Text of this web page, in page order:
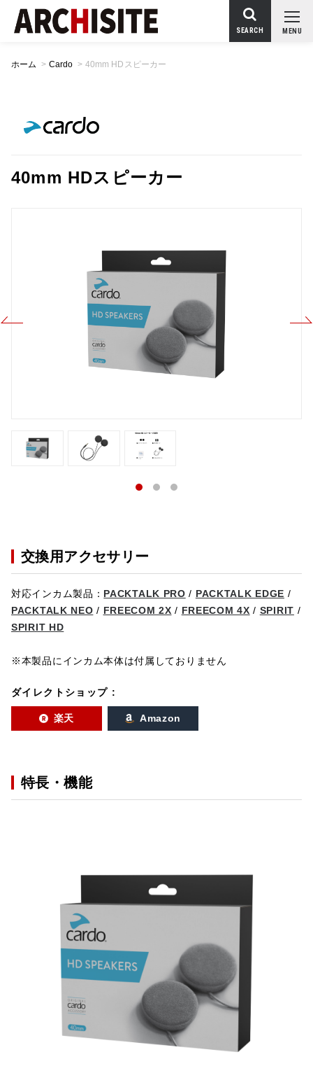
MENU
SEARCH
ホーム > Cardo > 40mm HDスピーカー
40mm HDスピーカー
交換用アクセサリー
対応インカム製品： PACKTALK PRO / PACKTALK EDGE /
PACKTALK NEO / FREECOM 2X / FREECOM 4X / SPIRIT /
SPIRIT HD
※本製品にインカム本体は付属しておりません
ダイレクトショップ :
楽天 Amazon
特長・機能